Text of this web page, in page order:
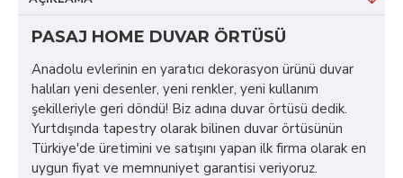
PASAJ HOME DUVAR ÖRTÜSÜ
Anadolu evlerinin en yaratıcı dekorasyon ürünü duvar
halıları yeni desenler, yeni renkler, yeni kullanım
şekilleriyle geri döndü! Biz adına duvar örtüsü dedik.
Yurtdışında tapestry olarak bilinen duvar örtüsünün
Türkiye'de üretimini ve satışını yapan ilk firma olarak en
uygun fiyat ve memnuniyet garantisi veriyoruz.